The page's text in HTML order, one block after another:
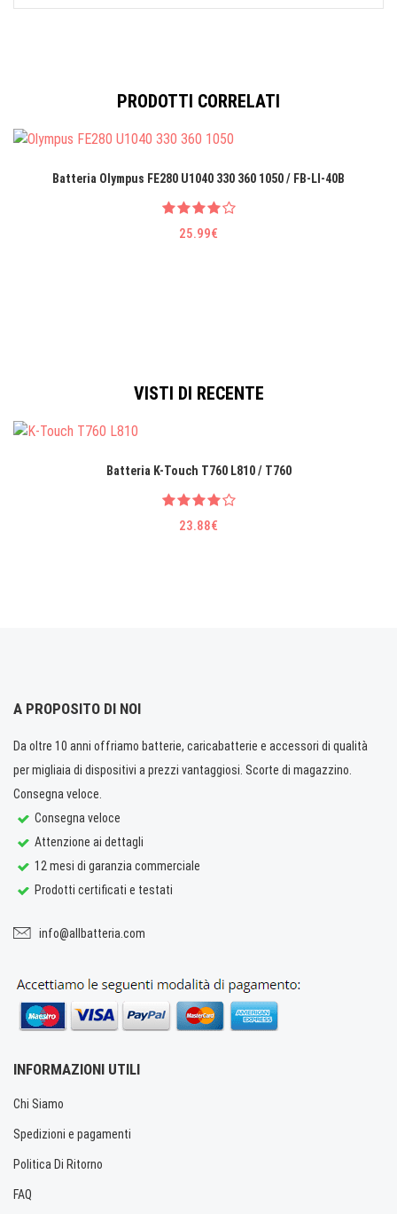
PRODOTTI CORRELATI
Batteria Olympus FE280 U1040 330 360 1050 / FB-LI-40B
25.99€
VISTI DI RECENTE
Batteria K-Touch T760 L810 / T760
23.88€
A PROPOSITO DI NOI
Da oltre 10 anni offriamo batterie, caricabatterie e accessori di qualità
per migliaia di dispositivi a prezzi vantaggiosi. Scorte di magazzino.
Consegna veloce.
Consegna veloce
Attenzione ai dettagli
12 mesi di garanzia commerciale
Prodotti certificati e testati
info@allbatteria.com
INFORMAZIONI UTILI
Chi Siamo
Spedizioni e pagamenti
Politica Di Ritorno
FAQ